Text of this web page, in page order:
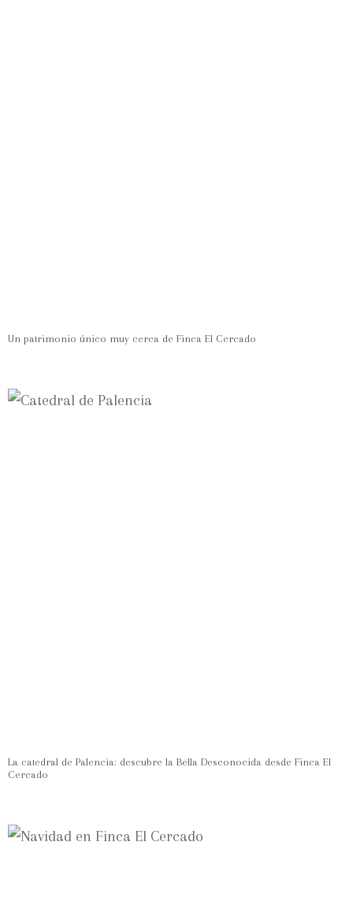
Un patrimonio único muy cerca de Finca El Cercado
La catedral de Palencia: descubre la Bella Desconocida desde Finca El
Cercado